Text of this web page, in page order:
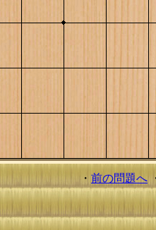
・ 前の問題へ